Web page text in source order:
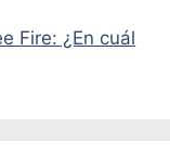
Fire: ¿En cuál